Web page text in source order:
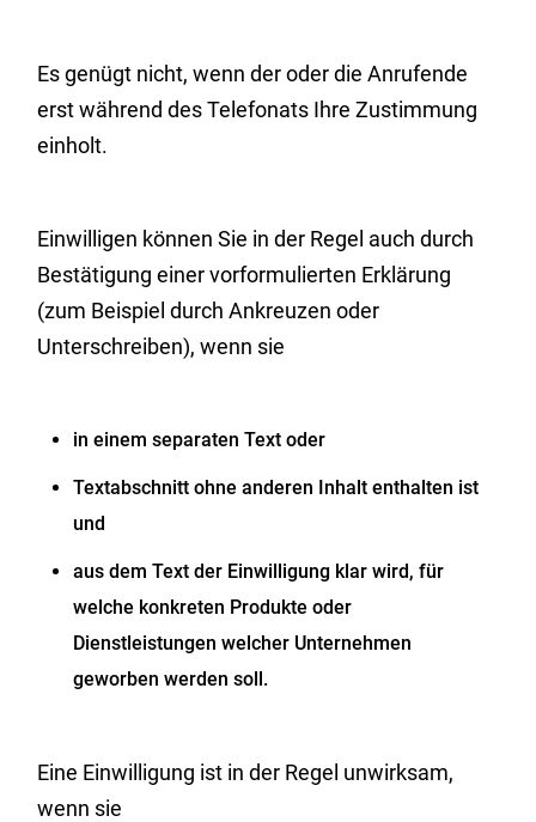
Es genügt nicht, wenn der oder die Anrufende
erst während des Telefonats Ihre Zustimmung
einholt.
Einwilligen können Sie in der Regel auch durch
Bestätigungeiner vorformulierten Erklärung
(zum Beispiel durch Ankreuzen oder
Unterschreiben), wenn sie
in einem separaten Text oder
Textabschnitt ohne anderen Inhalt enthalten ist
und
aus dem Text der Einwilligung klar wird, für
welche konkreten Produkte oder
Dienstleistungen welcher Unternehmen
geworben werden soll.
Eine Einwilligung ist in der Regel unwirksam,
wenn sie